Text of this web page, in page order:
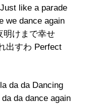
like a parade
we dance again
明けまで幸せ
出すわ Perfect
da da Dancing
da da dance again